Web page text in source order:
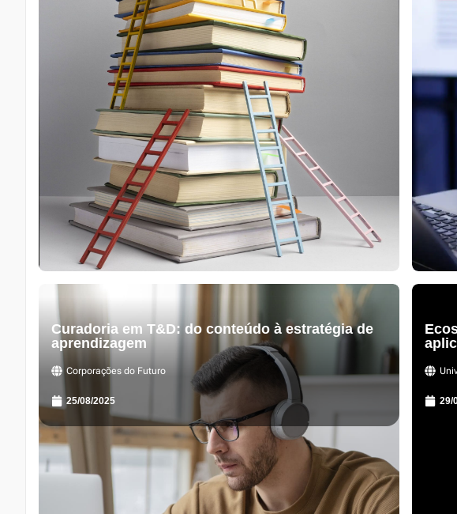
Curadoria em T&D: do conteúdo à estratégia de
aprendizagem
Corporações do Futuro
25/08/2025 29/